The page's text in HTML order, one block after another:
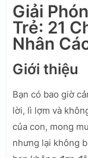
Giải
Trẻ: 21
Nhân
Giới thiệu
Bạn có bao giờ
lời, lì lợm và
của con, mong
nhưng lại không